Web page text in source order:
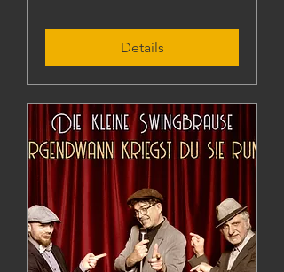
Details